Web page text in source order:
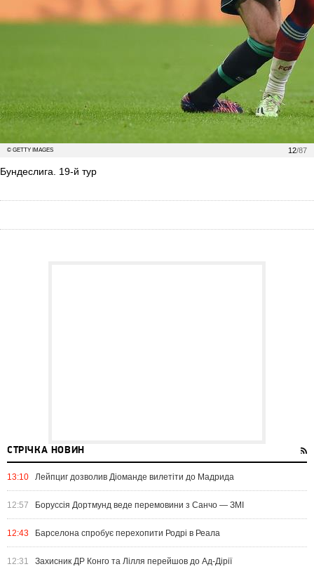
12/87
© GETTY IMAGES
Бундеслига. 19-й тур
СТРІЧКА НОВИН
13:10 Лейпциг дозволив Діоманде вилетіти до Мадрида
12:57 Боруссія Дортмунд веде перемовини з Санчо — ЗМІ
12:43 Барселона спробує перехопити Родрі в Реала
12:31 Захисник ДР Конго та Лілля перейшов до Ад-Дірії